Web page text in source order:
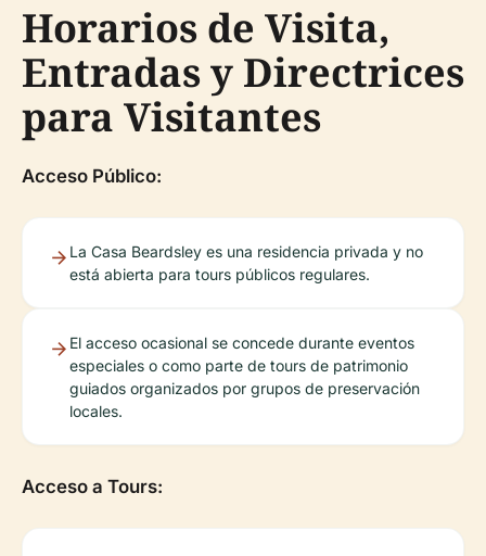
Horarios de Visita,
Entradas y Directrices
para Visitantes
Acceso Público:
La Casa Beardsley es una residencia privada y no
está abierta para tours públicos regulares.
El acceso ocasional se concede durante eventos
especiales o como parte de tours de patrimonio
guiados organizados por grupos de preservación
locales.
Acceso a Tours: